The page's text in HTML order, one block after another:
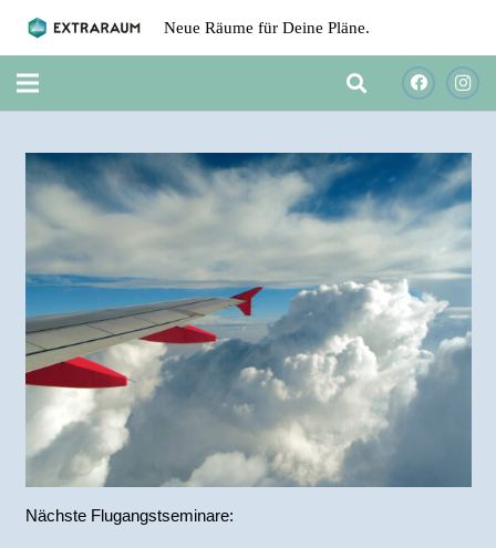
Neue Räume für Deine Pläne.
Nächste Flugangstseminare: